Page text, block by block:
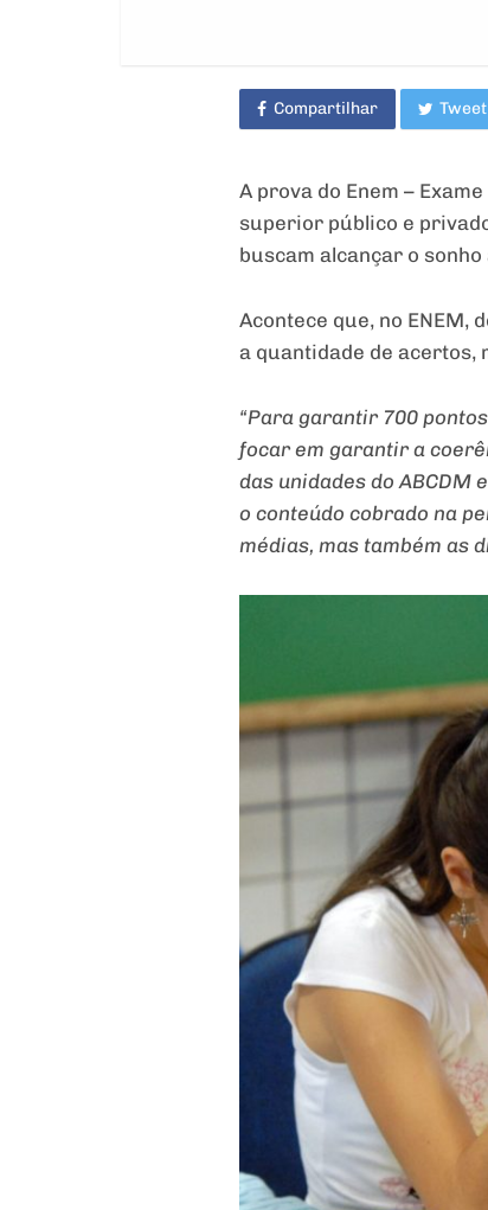
Compartilhar Tweet
A prova do Enem –
superior público e
buscam alcançar o
Acontece que, no ENEM,
a quantidade de acertos,
“Para garantir 700
focar em garantir a
das unidades do ABCDM
o conteúdo cobrado na
médias, mas também as